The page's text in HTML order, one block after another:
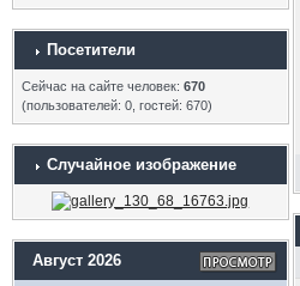
Посетители
Сейчас на сайте человек: 670
(пользователей: 0, гостей: 670)
Случайное изображение
Август 2026